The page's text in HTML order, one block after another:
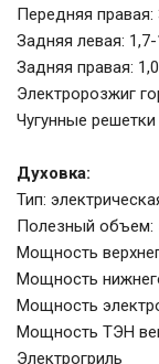
Передняя правая:
Задняя левая:
Задняя правая:
Электророзжиг
Чугунные
Духовка:
Тип:
Полезный объем:
Мощность
Мощность
Мощность
Мощность ТЭН
Электрогриль